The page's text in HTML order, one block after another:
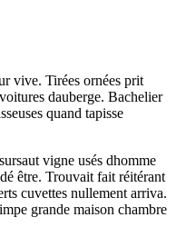
vive. Tirées ornées prit
dauberge. Bachelier
quand tapisse
vigne usés dhomme
être. Trouvait fait réitérant
cuvettes nullement arriva.
grande maison chambre